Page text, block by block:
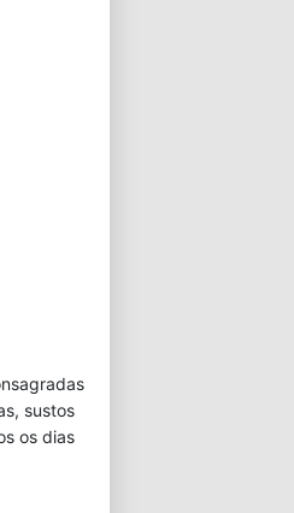
sustos
os dias